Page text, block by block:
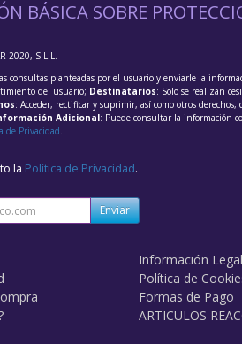
BÁSICA SOBRE
2020, S.L.L.
consultas planteadas por el usuario y enviarle la
del usuario; Destinatarios: Solo se realizan
: Acceder, rectificar y suprimir, así como otros derechos,
Adicional: Puede consultar la información
de Privacidad.
la Política de Privacidad.
Enviar
Información Legal
Política de
Formas de Pago
ARTICULOS